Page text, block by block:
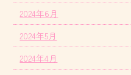
2024年6月
2024年5月
2024年4月